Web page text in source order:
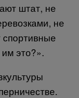
штат, не
не
это?».